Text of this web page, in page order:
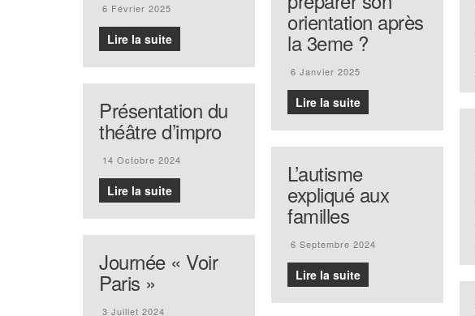
6 Février 2025
Lire la suite
orientation après
la 3eme ?
6 Janvier 2025
Lire la suite
Présentation du
théâtre d’impro
14 Octobre 2024
Lire la suite
L’autisme
expliqué aux
familles
6 Septembre 2024
Lire la suite
Journée « Voir
Paris »
3 Juillet 2024